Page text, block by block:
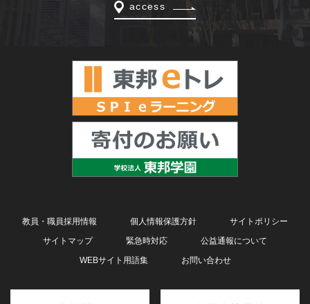
access
教員・職員採用情報 個人情報保護方針
サイトポリシー
サイトマップ
緊急時対応
公益通報について
WEBサイト用語集
お問い合わせ